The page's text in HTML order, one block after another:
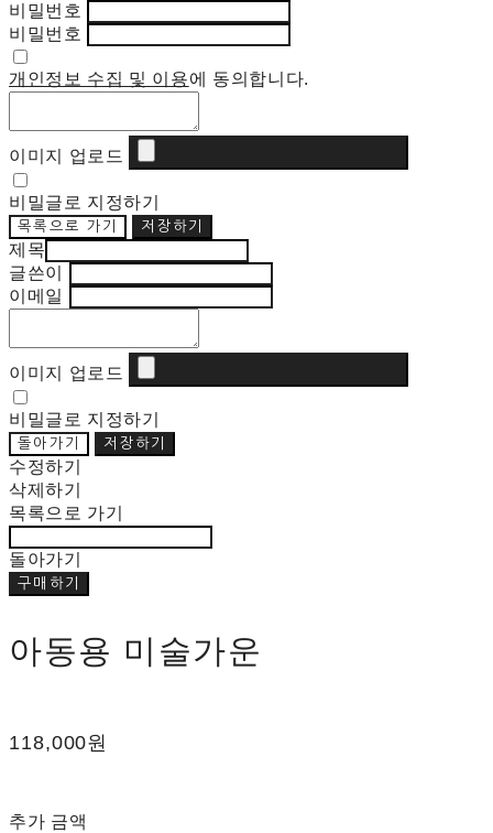
비밀번호
비밀번호
개인정보 수집 및 이용에 동의합니다.
이미지 업로드
비밀글로 지정하기
목록으로 가기 저장하기
제목
글쓴이
이메일
이미지 업로드
비밀글로 지정하기
돌아가기 저장하기
수정하기
삭제하기
목록으로 가기
돌아가기
구매하기
아동용 미술가운
118,000원
추가 금액